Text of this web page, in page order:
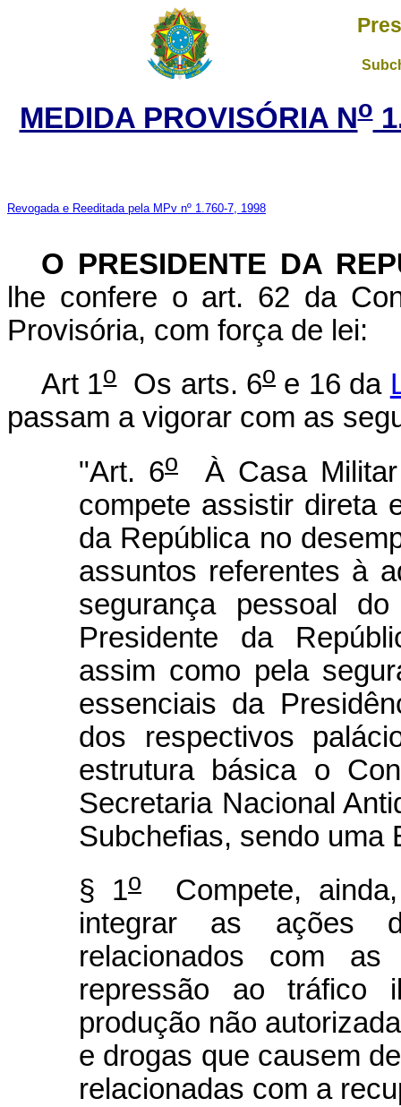
MEDIDA PROVISÓRIA No
Revogada e Reeditada pela MPv nº 1.760-7, 1998
O PRESIDENTE DA
lhe confere o art. 62 da
Provisória, com força de lei:
Art 1oOs arts. 6o e 16 da
passam a vigorar com as
"Art. 6o
À Casa Militar
compete assistir direta
da República no
assuntos referentes à
segurança pessoal
Presidente da
assim como pela
essenciais da
dos respectivos
estrutura básica o
Secretaria Nacional
Subchefias, sendo uma
§ 1o
Compete,
integrar as ações
relacionados com
repressão ao
produção não
e drogas que causem
relacionadas com a